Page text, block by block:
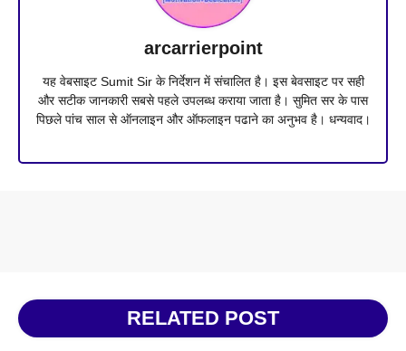
arcarrierpoint
यह वेबसाइट Sumit Sir के निर्देशन में संचालित है। इस बेवसाइट पर सही
और सटीक जानकारी सबसे पहले उपलब्ध कराया जाता है। सुमित सर के पास
पिछले पांच साल से ऑनलाइन और ऑफलाइन पढाने का अनुभव है। धन्यवाद।
RELATED POST